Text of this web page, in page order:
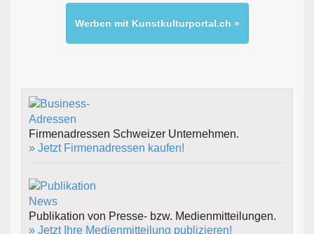
Werben mit Kunstkulturportal.ch »
Firmenadressen Schweizer Unternehmen.
» Jetzt Firmenadressen kaufen!
Publikation von Presse- bzw. Medienmitteilungen.
» Jetzt Ihre Medienmitteilung publizieren!